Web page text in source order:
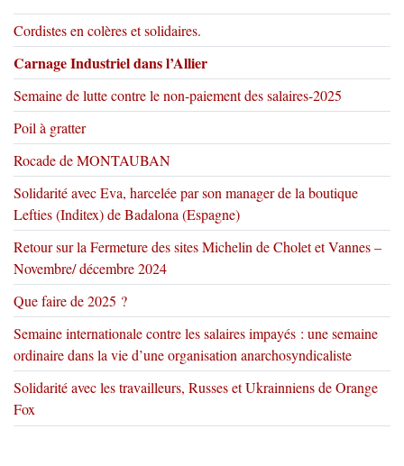
Cordistes en colères et solidaires.
Carnage Industriel dans l’Allier
Semaine de lutte contre le non-paiement des salaires-2025
Poil à gratter
Rocade de MONTAUBAN
Solidarité avec Eva, harcelée par son manager de la boutique
Lefties (Inditex) de Badalona (Espagne)
Retour sur la Fermeture des sites Michelin de Cholet et Vannes –
Novembre/ décembre 2024
Que faire de 2025 ?
Semaine internationale contre les salaires impayés : une semaine
ordinaire dans la vie d’une organisation anarchosyndicaliste
Solidarité avec les travailleurs, Russes et Ukrainniens de Orange
Fox